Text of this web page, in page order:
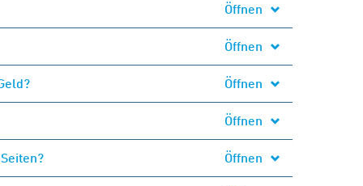
Öffnen
Öffnen
Öffnen
Öffnen
Öffnen